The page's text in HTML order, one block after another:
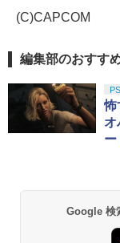
(C)CAPCOM
編集部のおすす
怖
オ
ー
Google 検